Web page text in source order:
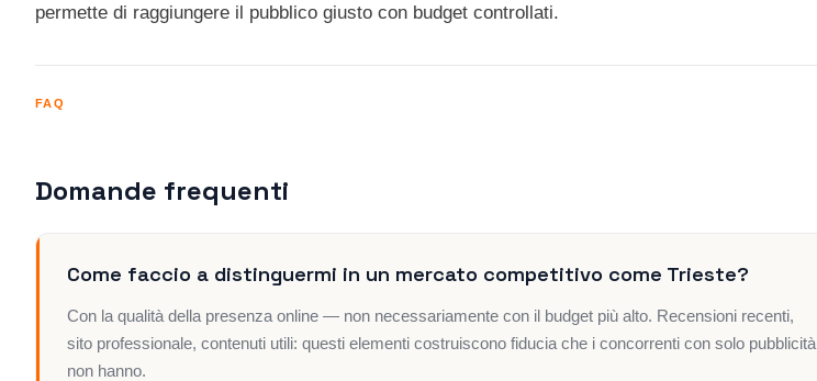
permette di raggiungere il pubblico giusto con budget controllati.
FAQ
Domande frequenti
Come faccio a distinguermi in un mercato competitivo come Trieste?
Con la qualità della presenza online — non necessariamente con il budget più alto. Recensioni recenti,
sito professionale, contenuti utili: questi elementi costruiscono fiducia che i concorrenti con solo pubblicità
non hanno.